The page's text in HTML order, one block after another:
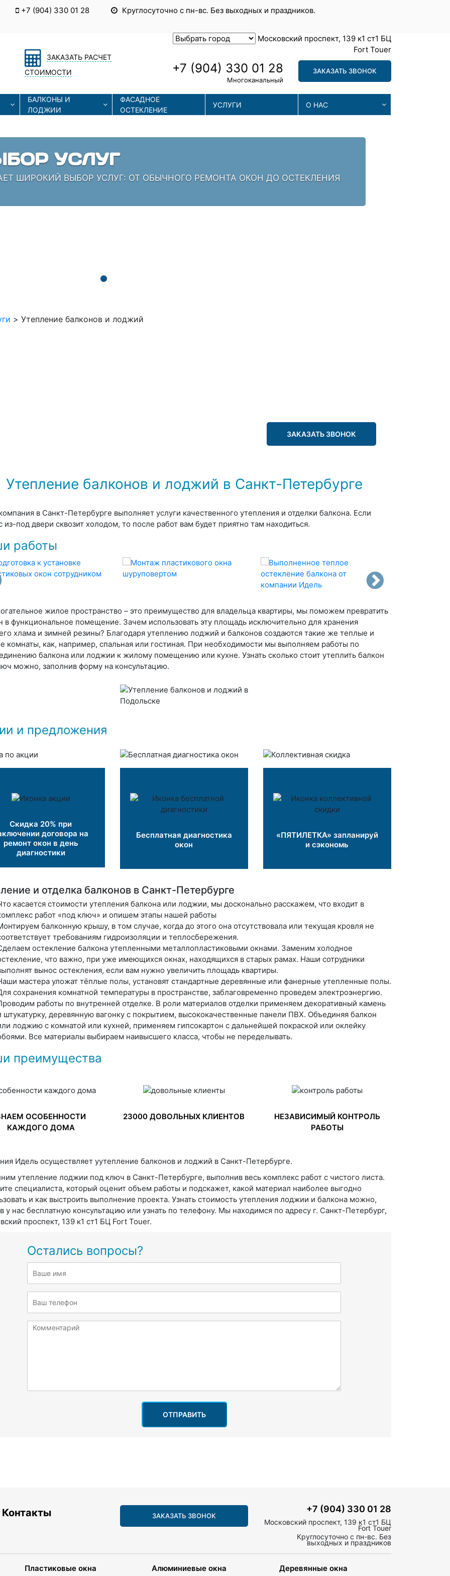
+7 (904) 330 01 28 Круглосуточно с пн-вс. Без выходных и праздников.
ЗАКАЗАТЬ РАСЧЕТ
СТОИМОСТИ
Московский проспект, 139 к1 ст1 БЦ
Fort Touer
+7 (904) 330 01 28
Многоканальный
ЗАКАЗАТЬ ЗВОНОК
БАЛКОНЫ И
ЛОДЖИИ
ФАСАДНОЕ
ОСТЕКЛЕНИЕ
УСЛУГИ О НАС
ТЕХНОЛОГИИ
ТЕХНОЛОГИИ МОНТАЖА И РЕМОНТА. ЗАЛОГ УСПЕХА -
> Утепление балконов и лоджий
ЗАКАЗАТЬ ЗВОНОК
Утепление балконов и лоджий в Санкт-Петербурге
в Санкт-Петербурге выполняет услуги качественного утепления и отделки балкона. Если
из-под двери сквозит холодом, то после работ вам будет приятно там находиться.
работы
жилое пространство – это преимущество для владельца квартиры, мы поможем превратить
в функциональное помещение. Зачем использовать эту площадь исключительно для хранения
хлама и зимней резины? Благодаря утеплению лоджий и балконов создаются такие же теплые и
комнаты, как, например, спальная или гостиная. При необходимости мы выполняем работы по
балкона или лоджии к жилому помещению или кухне. Узнать сколько стоит утеплить балкон
можно, заполнив форму на консультацию.
и предложения
Скидка 20% при
договора на
ремонт окон в день
диагностики
Бесплатная диагностика
окон
«ПЯТИЛЕТКА» запланируй
и сэкономь
и отделка балконов в Санкт-Петербурге
касается стоимости утепления балкона или лоджии, мы досконально расскажем, что входит в
работ «под ключ» и опишем этапы нашей работы
балконную крышу, в том случае, когда до этого она отсутствовала или текущая кровля не
требованиям гидроизоляции и теплосбережения.
остекление балкона утепленными металлопластиковыми окнами. Заменим холодное
что важно, при уже имеющихся окнах, находящихся в старых рамах. Наши сотрудники
вынос остекления, если вам нужно увеличить площадь квартиры.
мастера уложат тёплые полы, установят стандартные деревянные или фанерные утепленные полы.
сохранения комнатной температуры в пространстве, заблаговременно проведем электроэнергию.
работы по внутренней отделке. В роли материалов отделки применяем декоративный камень
штукатурку, деревянную вагонку с покрытием, высококачественные панели ПВХ. Объединяя балкон
лоджию с комнатой или кухней, применяем гипсокартон с дальнейшей покраской или оклейку
Все материалы выбираем наивысшего класса, чтобы не переделывать.
преимущества
ОСОБЕННОСТИ
КАЖДОГО ДОМА
23000 ДОВОЛЬНЫХ КЛИЕНТОВ
НЕЗАВИСИМЫЙ КОНТРОЛЬ
РАБОТЫ
Идель осуществляет уутепление балконов и лоджий в Санкт-Петербурге.
утепление лоджии под ключ в Санкт-Петербурге, выполнив весь комплекс работ с чистого листа.
специалиста, который оценит объем работы и подскажет, какой материал наиболее выгодно
и как выстроить выполнение проекта. Узнать стоимость утепления лоджии и балкона можно,
у нас бесплатную консультацию или узнать по телефону. Мы находимся по адресу г. Санкт-Петербург,
проспект, 139 к1 ст1 БЦ Fort Touer.
Остались вопросы?
ОТПРАВИТЬ
Контакты ЗАКАЗАТЬ ЗВОНОК
+7 (904) 330 01 28
Московский проспект, 139 к1 ст1 БЦ
Fort Touer
Круглосуточно с пн-вс. Без
выходных и праздников
Пластиковые окна Алюминиевые окна Деревянные окна